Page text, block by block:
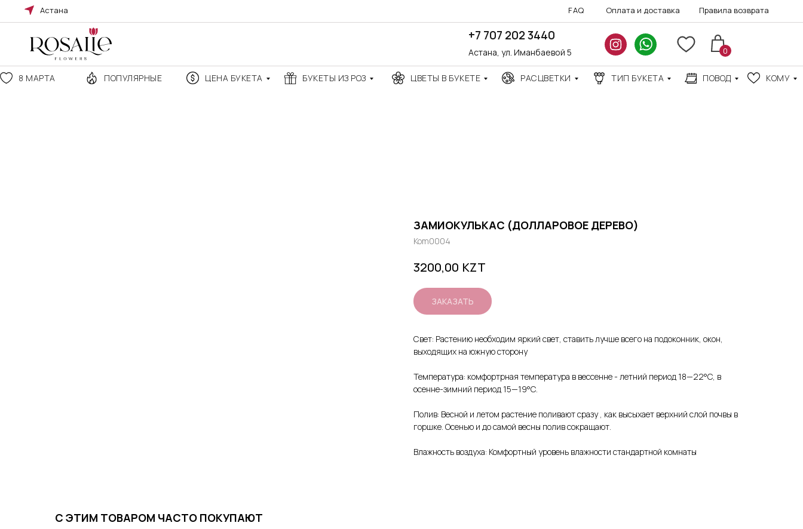
+7 707 202 3440
8 МАРТА ПОПУЛЯРНЫЕ ЦЕНА БУКЕТА ПОВОД КОМУ
БУКЕТЫ ИЗ РОЗ
0
Астана, ул. Иманбаевой 5
ЦВЕТЫ В БУКЕТЕ ТИП БУКЕТА
Астана FAQ Оплата и доставка Правила возврата
РАСЦВЕТКИ
ЗАМИОКУЛЬКАС (ДОЛЛАРОВОЕ ДЕРЕВО)
Kom0004
3200,00 KZT
ЗАКАЗАТЬ
Свет: Растению необходим яркий свет, ставить лучше всего на подоконник, окон,
выходящих на южную сторону
Температура: комфортрная температура в вессенне - летний период 18—22°C, в
осенне-зимний период 15—19°C.
Полив: Весной и летом растение поливают сразу , как высыхает верхний слой почвы в
горшке. Осенью и до самой весны полив сокращают.
Влажность воздуха: Комфортный уровень влажности стандартной комнаты
С ЭТИМ ТОВАРОМ ЧАСТО ПОКУПАЮТ